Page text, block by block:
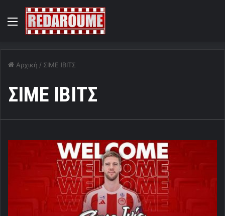
Menu
Αρχική / ΣΙΜΕ ΙΒΙΤΣ
ΣΙΜΕ ΙΒΙΤΣ